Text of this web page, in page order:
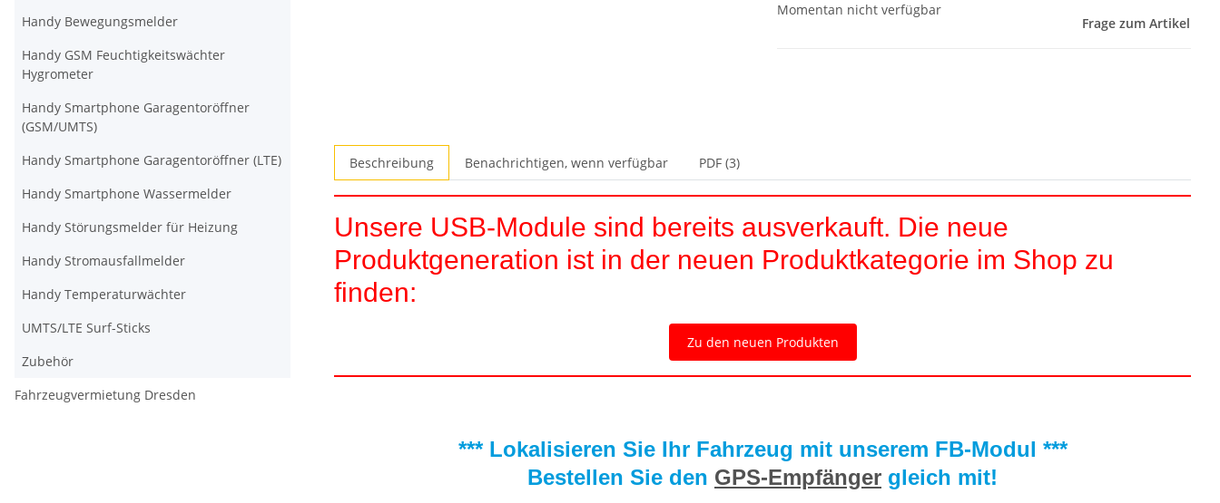
Momentan nicht verfügbar
Frage zum Artikel
Beschreibung Benachrichtigen, wenn verfügbar PDF (3)
Unsere USB-Module sind bereits ausverkauft. Die neue
Produktgeneration ist in der neuen Produktkategorie im Shop zu
finden:
Zu den neuen Produkten
*** Lokalisieren Sie Ihr Fahrzeug mit unserem FB-Modul ***
Bestellen Sie den GPS-Empfänger gleich mit!
Handy Bewegungsmelder
Handy GSM Feuchtigkeitswächter
Hygrometer
Handy Smartphone Garagentoröffner
(GSM/UMTS)
Handy Smartphone Garagentoröffner (LTE)
Handy Smartphone Wassermelder
Handy Störungsmelder für Heizung
Handy Stromausfallmelder
Handy Temperaturwächter
UMTS/LTE Surf-Sticks
Zubehör
Fahrzeugvermietung Dresden